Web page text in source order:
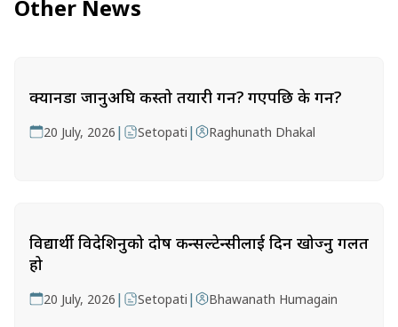
Other News
क्यानडा जानुअघि कस्तो तयारी गर्ने? गएपछि के गर्ने?
20 July, 2026 | Setopati | Raghunath Dhakal
विद्यार्थी विदेशिनुको दोष कन्सल्टेन्सीलाई दिन खोज्नु गलत
हो
20 July, 2026 | Setopati | Bhawanath Humagain